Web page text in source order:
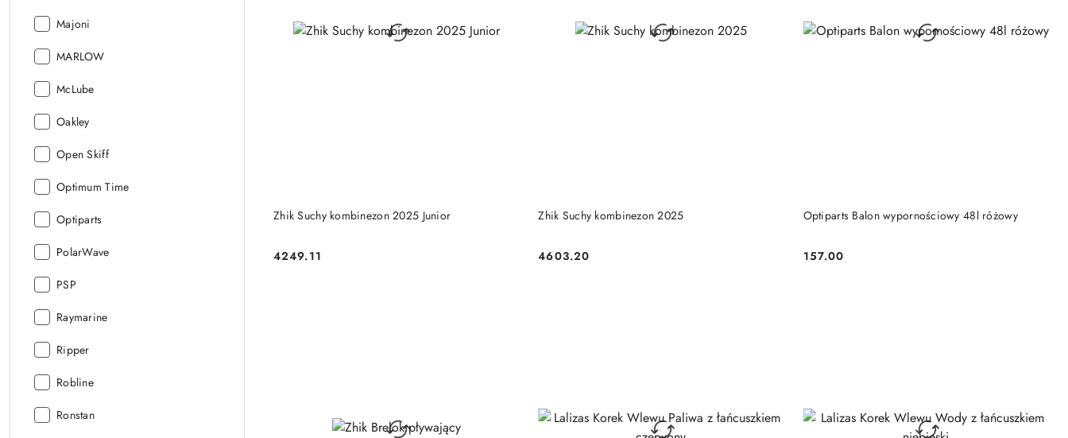
Producent:
Majoni
Producent:
MARLOW
Producent:
McLube
Producent:
Oakley
Producent:
Open Skiff
Producent:
Optimum Time
Producent:
Optiparts
Producent:
PolarWave
Producent:
PSP
Producent:
Raymarine
Producent:
Ripper
Producent:
Robline
Producent:
Ronstan
Zhik Suchy kombinezon 2025 Junior
Cena:
4249.11
DO KOSZYKA Zhik Suchy kombinezon 2025
Cena:
4603.20
DO KOSZYKA Optiparts Balon wypornościowy 48l różowy
Cena:
157.00
DO KOSZYKA